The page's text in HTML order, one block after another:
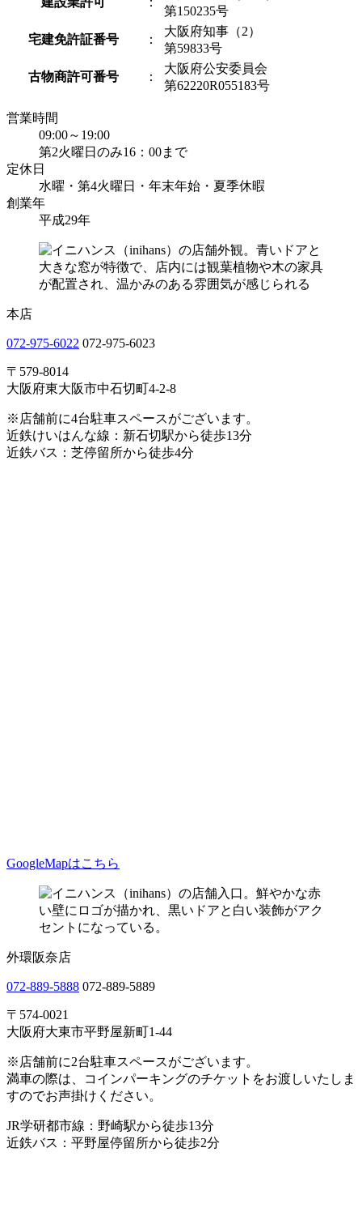
第150235号
宅建免許証番号 ：
大阪府知事（2）
第59833号
古物商許可番号 ：
大阪府公安委員会
第62220R055183号
営業時間
09:00～19:00
第2火曜日のみ16：00まで
定休日
水曜・第4火曜日・年末年始・夏季休暇
創業年
平成29年
本店
072-975-6022 072-975-6023
〒579-8014
大阪府東大阪市中石切町4-2-8
※店舗前に4台駐車スペースがございます。
近鉄けいはんな線：新石切駅から徒歩13分
近鉄バス：芝停留所から徒歩4分
GoogleMapはこちら
外環阪奈店
072-889-5888 072-889-5889
〒574-0021
大阪府大東市平野屋新町1-44
※店舗前に2台駐車スペースがございます。
満車の際は、コインパーキングのチケットをお渡しいたしま
すのでお声掛けください。
JR学研都市線：野崎駅から徒歩13分
近鉄バス：平野屋停留所から徒歩2分